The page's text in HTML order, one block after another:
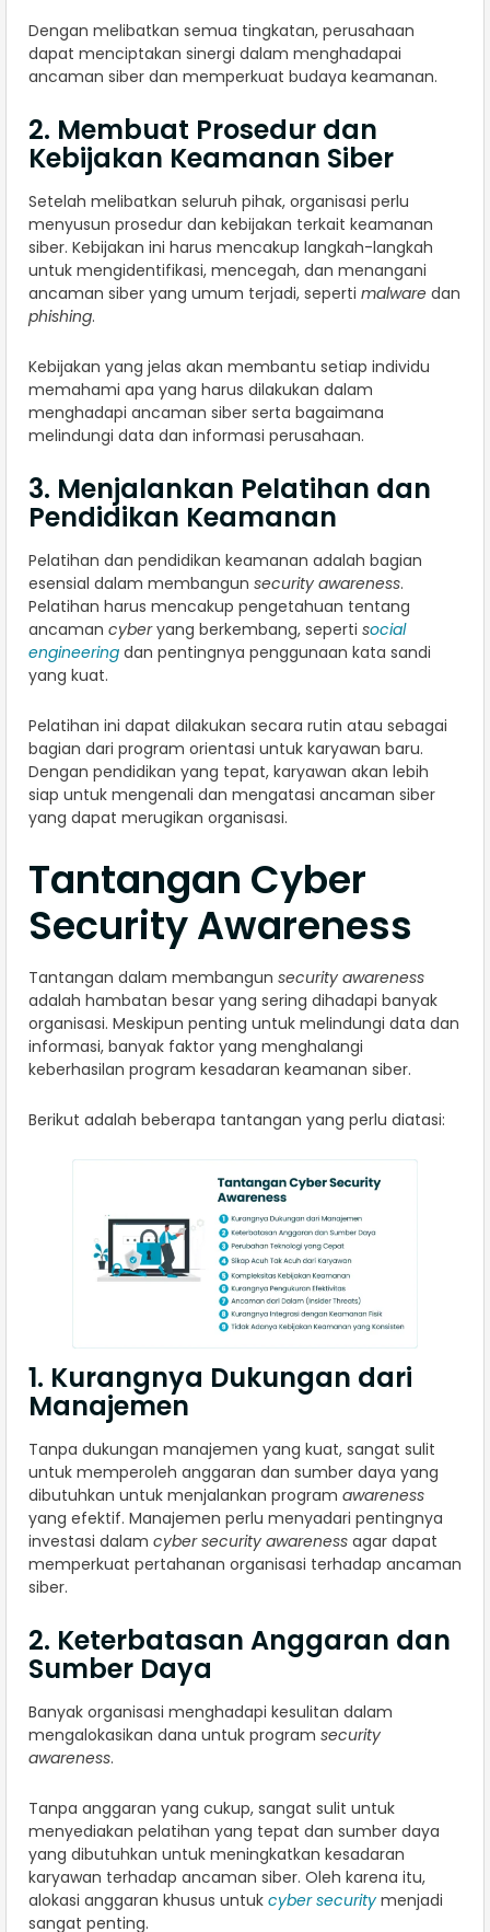
Dengan melibatkan semua tingkatan, perusahaan
dapat menciptakan sinergi dalam menghadapai
ancaman siber dan memperkuat budaya keamanan.
2. Membuat Prosedur dan
Kebijakan Keamanan Siber
Setelah melibatkan seluruh pihak, organisasi perlu
menyusun prosedur dan kebijakan terkait keamanan
siber. Kebijakan ini harus mencakup langkah-langkah
untuk mengidentifikasi, mencegah, dan menangani
ancaman siber yang umum terjadi, seperti malware dan
phishing.
Kebijakan yang jelas akan membantu setiap individu
memahami apa yang harus dilakukan dalam
menghadapi ancaman siber serta bagaimana
melindungi data dan informasi perusahaan.
3. Menjalankan Pelatihan dan
Pendidikan Keamanan
Pelatihan dan pendidikan keamanan adalah bagian
esensial dalam membangun security awareness.
Pelatihan harus mencakup pengetahuan tentang
ancaman cyberyang berkembang, seperti social
engineering dan pentingnya penggunaan kata sandi
yang kuat.
Pelatihan ini dapat dilakukan secara rutin atau sebagai
bagian dari program orientasi untuk karyawan baru.
Dengan pendidikan yang tepat, karyawan akan lebih
siap untuk mengenali dan mengatasi ancaman siber
yang dapat merugikan organisasi.
Tantangan Cyber
Security Awareness
Tantangan dalam membangun security awareness
adalah hambatan besar yang sering dihadapi banyak
organisasi. Meskipun penting untuk melindungi data dan
informasi, banyak faktor yang menghalangi
keberhasilan program kesadaran keamanan siber.
Berikut adalah beberapa tantangan yang perlu diatasi:
1. Kurangnya Dukungan dari
Manajemen
Tanpa dukungan manajemen yang kuat, sangat sulit
untuk memperoleh anggaran dan sumber daya yang
dibutuhkan untuk menjalankan program awareness
yang efektif. Manajemen perlu menyadari pentingnya
investasi dalam cyber security awareness agar dapat
memperkuat pertahanan organisasi terhadap ancaman
siber.
2. Keterbatasan Anggaran dan
Sumber Daya
Banyak organisasi menghadapi kesulitan dalam
mengalokasikan dana untuk program security
awareness.
Tanpa anggaran yang cukup, sangat sulit untuk
menyediakan pelatihan yang tepat dan sumber daya
yang dibutuhkan untuk meningkatkan kesadaran
karyawan terhadap ancaman siber. Oleh karena itu,
alokasi anggaran khusus untuk cyber securitymenjadi
sangat penting.